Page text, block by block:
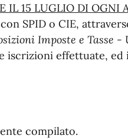
IL 15 LUGLIO DI OGNI
SPID o CIE,
Imposte e Tasse -
iscrizioni effettuate, ed
compilato.